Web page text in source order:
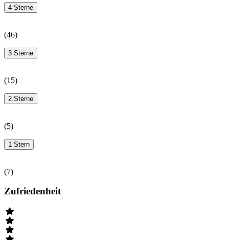
4 Sterne
(46)
3 Sterne
(15)
2 Sterne
(5)
1 Stern
(7)
Zufriedenheit